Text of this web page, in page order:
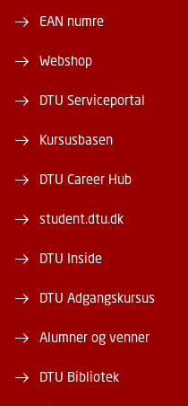
EAN numre
Webshop
DTU Serviceportal
Kursusbasen
DTU Career Hub
student.dtu.dk
DTU Inside
DTU Adgangskursus
Alumner og venner
DTU Bibliotek